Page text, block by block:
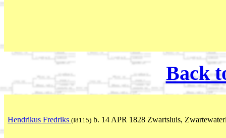
Back
Hendrikus Fredriks (I8115) b. 14 APR 1828 Zwartsluis,